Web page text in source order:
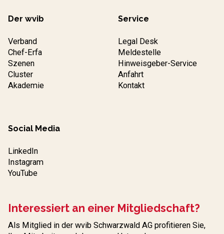
Der wvib
Verband
Chef-Erfa
Szenen
Cluster
Akademie
Service
Legal Desk
Meldestelle
Hinweisgeber-Service
Anfahrt
Kontakt
Social Media
LinkedIn
Instagram
YouTube
Interessiert an einer Mitgliedschaft?
Als Mitglied in der wvib Schwarzwald AG profitieren Sie,